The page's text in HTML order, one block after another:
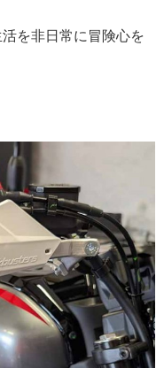
を非日常に冒険心を